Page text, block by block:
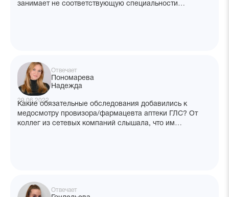
занимает не соответствующую специальности
Отвечает
Пономарева
Надежда
29.06.2022
Какие обязательные обследования добавились к
медосмотру провизора/фармацевта аптеки ГЛС? От
коллег из сетевых компаний слышала, что им
Отвечает